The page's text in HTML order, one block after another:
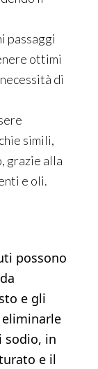
passaggi
ottimi
di
simili,
grazie alla
e oli.
possono
e gli
sodio, in
e il